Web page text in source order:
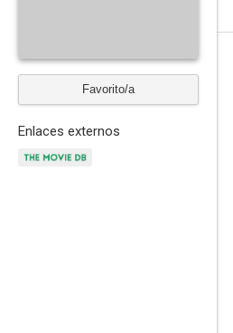
Favorito/a
Enlaces externos